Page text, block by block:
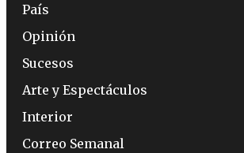
País
Opinión
Sucesos
Arte y Espectáculos
Interior
Correo Semanal